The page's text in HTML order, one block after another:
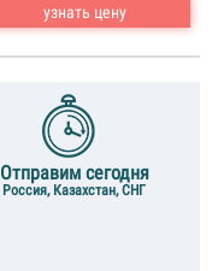
узнать цену
Отправим сегодня
Россия, Казахстан, СНГ